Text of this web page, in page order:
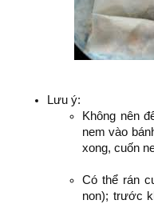
Lưu ý:
Không nên
nem vào
xong, cuốn
Có thể rán
non); trước